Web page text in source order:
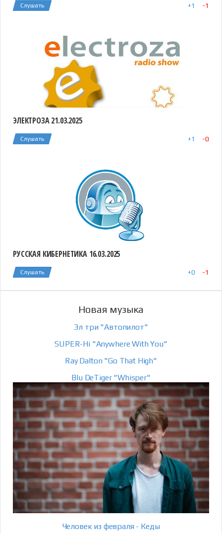
Слушать +1 -1
ЭЛЕКТРОЗА 21.03.2025
Слушать +1 -0
РУССКАЯ КИБЕРНЕТИКА 16.03.2025
Слушать +0 -1
Новая музыка
Эл три "Автопилот"
SUPER-Hi "Anywhere With You"
Ray Dalton "Go That High"
Blu DeTiger "Whisper"
Человек из февраля - Кеды